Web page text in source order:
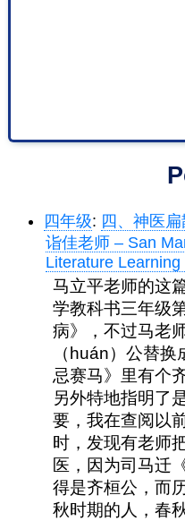
四年级: 四、神医扁
诣佳老师 – San
Literature Learning
马立平老师的这
学教科书三年级
病》，不过马老
（huán）公替
忌赛马》里有个
另外特地指明了
要，我在查阅以
时，发现有老师
医，因为司马迁
得是齐桓公，而
秋时期的人，春